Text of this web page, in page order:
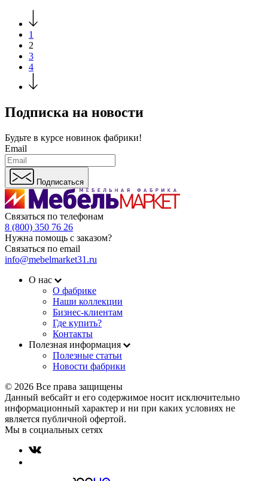
1
2
3
4
Подписка на новости
Будьте в курсе новинок фабрики!
Email
Подписаться
Связаться по телефонам
8 (800) 350 76 26
Нужна помощь с заказом?
Связаться по email
info@mebelmarket31.ru
О нас
О фабрике
Наши коллекции
Бизнес-клиентам
Где купить?
Контакты
Полезная информация
Полезные статьи
Новости фабрики
© 2026 Все права защищены
Данный вебсайт и его содержимое носит исключительно
информационный характер и ни при каких условиях не
является публичной офертой.
Мы в социальных сетях